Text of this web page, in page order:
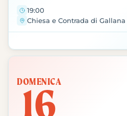
19:00
Chiesa e Contrada di Gallana
DOMENICA
16